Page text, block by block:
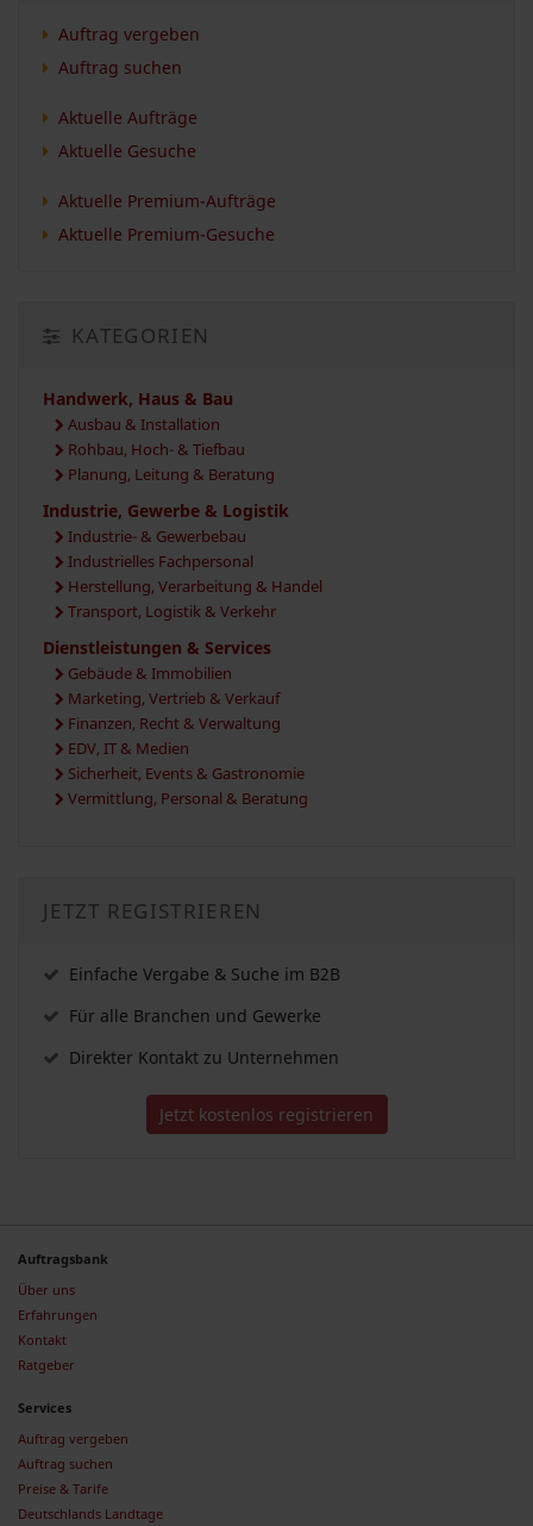
Auftrag vergeben
Auftrag suchen
Aktuelle Aufträge
Aktuelle Gesuche
Aktuelle Premium-Aufträge
Aktuelle Premium-Gesuche
KATEGORIEN
Handwerk, Haus & Bau
Ausbau & Installation
Rohbau, Hoch- & Tiefbau
Planung, Leitung & Beratung
Industrie, Gewerbe & Logistik
Industrie- & Gewerbebau
Industrielles Fachpersonal
Herstellung, Verarbeitung & Handel
Transport, Logistik & Verkehr
Dienstleistungen & Services
Gebäude & Immobilien
Marketing, Vertrieb & Verkauf
Finanzen, Recht & Verwaltung
EDV, IT & Medien
Sicherheit, Events & Gastronomie
Vermittlung, Personal & Beratung
JETZT REGISTRIEREN
Einfache Vergabe & Suche im B2B
Für alle Branchen und Gewerke
Direkter Kontakt zu Unternehmen
Jetzt kostenlos registrieren
Auftragsbank
Über uns
Erfahrungen
Kontakt
Ratgeber
Services
Auftrag vergeben
Auftrag suchen
Preise & Tarife
Deutschlands Landtage